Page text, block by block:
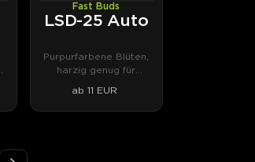
AUTOFEMFast Buds
LSD-25 Auto
Purpurfarbene Blüten,
harzig genug für
ab 11 EUR